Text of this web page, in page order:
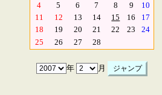
4
5 6 7 8 9
10
11
12 13 14 15 16
17
18
19 20 21 22 23
24
25
26 27 28
年 月